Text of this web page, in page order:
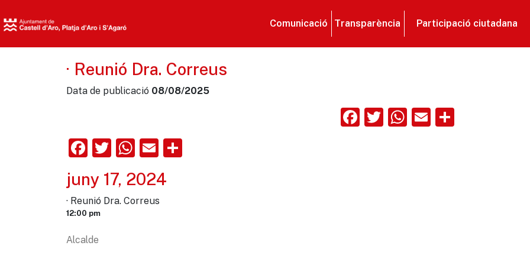
Comunicació Transparència Participació ciutadana
· Reunió Dra. Correus
Data de publicació 08/08/2025
Facebook
Twitter
WhatsApp
Email
Facebook
Twitter
WhatsApp
Email
juny 17, 2024
· Reunió Dra. Correus
12:00 pm
Alcalde